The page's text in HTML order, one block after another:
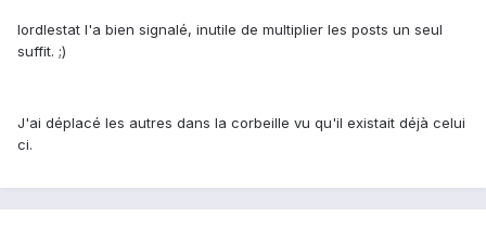
lordlestat l'a bien signalé, inutile de multiplier les posts un seul
suffit. ;)
J'ai déplacé les autres dans la corbeille vu qu'il existait déjà celui
ci.